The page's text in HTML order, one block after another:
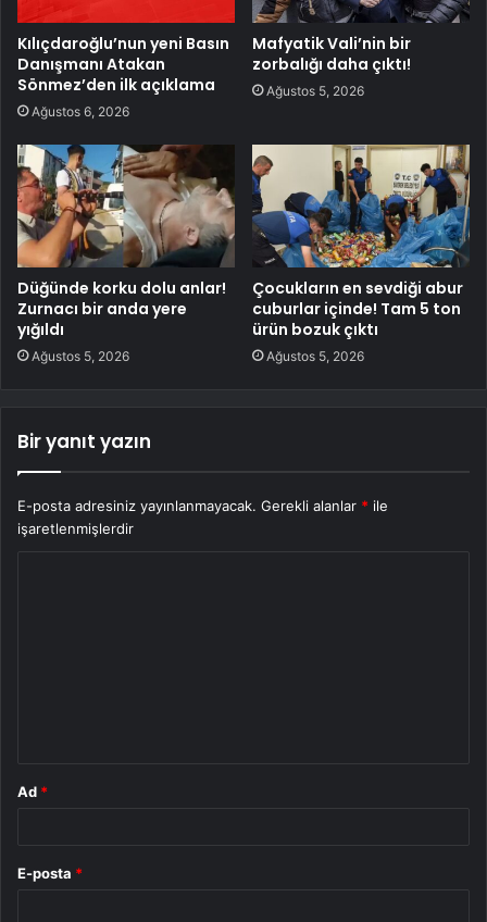
Kılıçdaroğlu’nun yeni Basın
Danışmanı Atakan
Sönmez’den ilk açıklama
Ağustos 6, 2026
Mafyatik Vali’nin bir
zorbalığı daha çıktı!
Ağustos 5, 2026
Düğünde korku dolu anlar!
Zurnacı bir anda yere
yığıldı
Ağustos 5, 2026
Çocukların en sevdiği abur
cuburlar içinde! Tam 5 ton
ürün bozuk çıktı
Ağustos 5, 2026
Bir yanıt yazın
E-posta adresiniz yayınlanmayacak. Gerekli alanlar * ile
işaretlenmişlerdir
Ad *
E-posta *